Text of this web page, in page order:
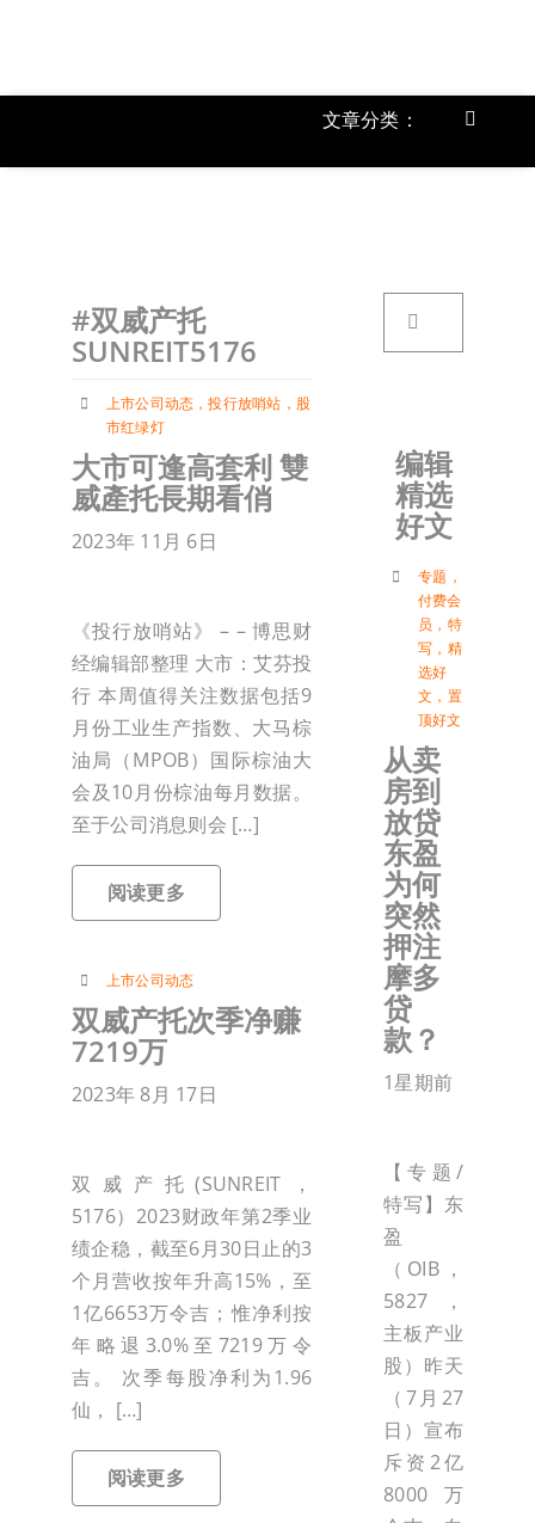
文章分类：
Toggle
#双威产托
SUNREIT5176
上市公司动态 ，投行放哨站 ， 股
市红绿灯
大市可逢高套利 雙
威產托長期看俏
2023年 11月 6日
《投行放哨站》 – – 博思财
经编辑部整理 大市：艾芬投
行 本周值得关注数据包括9
月份工业生产指数、大马棕
油局（MPOB）国际棕油大
会及10月份棕油每月数据。
至于公司消息则会 […]
阅读更多
上市公司动态
双威产托次季净赚
7219万
2023年 8月 17日
双威产托(SUNREIT，
5176）2023财政年第2季业
绩企稳，截至6月30日止的3
个月营收按年升高15%，至
1亿6653万令吉；惟净利按
年略退3.0%至7219万令
吉。 次季每股净利为1.96
仙， […]
阅读更多
编辑
精选
好文
专题 ，
付费会
员 ， 特
写 ， 精
选好
文 ， 置
顶好文
从卖
房到
放贷
东盈
为何
突然
押注
摩多
贷
款？
1星期前
【专题/
特写】东
盈
（OIB，
5827，
主板产业
股）昨天
（7月27
日）宣布
斥资2亿
8000万